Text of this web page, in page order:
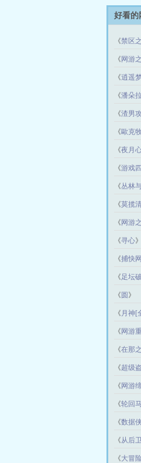
好看的
《禁区
《 网游
《逍遥
《潘朵拉
《渣男
《歐克
《夜月
《游戏
《丛林
《莫揽
《 网游
《寻心》
《捕快
《足坛
《 圆 》
《 月神[
《 网游
《在那
《超级
《 网游
《轮回
《数据
《从后
《大冒